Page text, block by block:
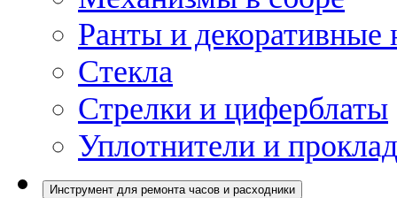
Ранты и декоративные
Стекла
Стрелки и циферблаты
Уплотнители и
Инструмент для ремонта часов и расходники